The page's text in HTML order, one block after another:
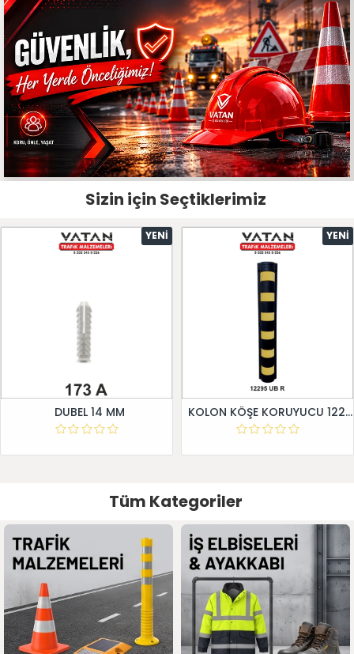
Sizin için Seçtiklerimiz
YENI
DUBEL 14 MM
YENI
KOLON KÖŞE KORUYUCU 12295 UB R
Tüm Kategoriler